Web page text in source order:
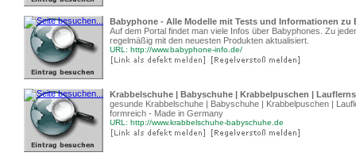
Babyphone - Alle Modelle mit Tests und Informationen zu
Auf dem Portal findet man viele Infos über Babyphones. Zu
regelmäßig mit den neuesten Produkten aktualisiert.
URL: http://www.babyphone-info.de/
Krabbelschuhe | Babyschuhe | Krabbelpuschen |
gesunde Krabbelschuhe | Babyschuhe | Krabbelpuschen |
formreich - Made in Germany
URL: http://www.krabbelschuhe-babyschuhe.de